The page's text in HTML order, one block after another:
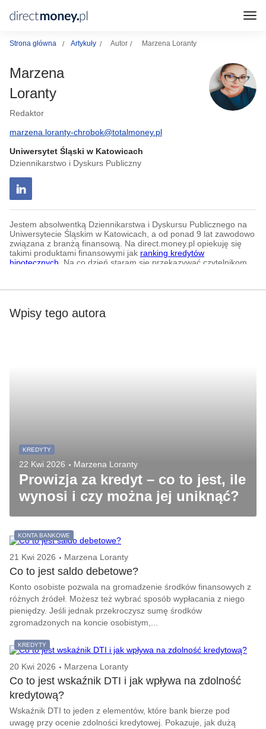
Strona główna Artykuły Autor Marzena Loranty
Marzena
Loranty
Redaktor
marzena.loranty-chrobok@totalmoney.pl
Uniwersytet Śląski w Katowicach
Dziennikarstwo i Dyskurs Publiczny
Jestem absolwentką Dziennikarstwa i Dyskursu Publicznego na
Uniwersytecie Śląskim w Katowicach, a od ponad 9 lat zawodowo
związana z branżą finansową. Na direct.money.pl opiekuję się
takimi produktami finansowymi jak ranking kredytów
hipotecznych . Na co dzień staram się przekazywać czytelnikom
trudnych sytuacjach, jak na przykładczy warto mieć wspólne
w podejmowaniu świadomych decyzji finansowych są
fundamentem mojej pracy.
Wpisy tego autora
KREDYTY
22 Kwi 2026 Marzena Loranty
Prowizja za kredyt – co to jest, ile
wynosi i czy można jej uniknąć?
KONTA BANKOWE
21 Kwi 2026 Marzena Loranty
Co to jest saldo debetowe?
Konto osobiste pozwala na gromadzenie środków finansowych z
różnych źródeł. Możesz też wybrać sposób wypłacania z niego
pieniędzy. Jeśli jednak przekroczysz sumę środków
zgromadzonych na koncie osobistym,...
KREDYTY
20 Kwi 2026 Marzena Loranty
Co to jest wskaźnik DTI i jak wpływa na zdolność
kredytową?
Wskaźnik DTI to jeden z elementów, które bank bierze pod
uwagę przy ocenie zdolności kredytowej. Pokazuje, jak dużą